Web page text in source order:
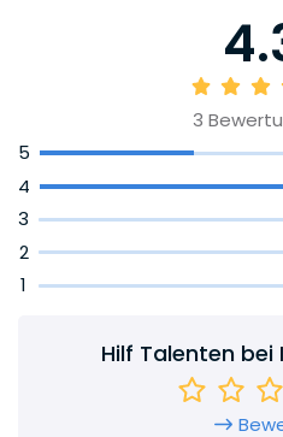
unterschiedlichen
von DLA Piper gehört das
verschiedener Werte und
Philosophie unserer
3
5
4
3
2
1
Hilf Talenten